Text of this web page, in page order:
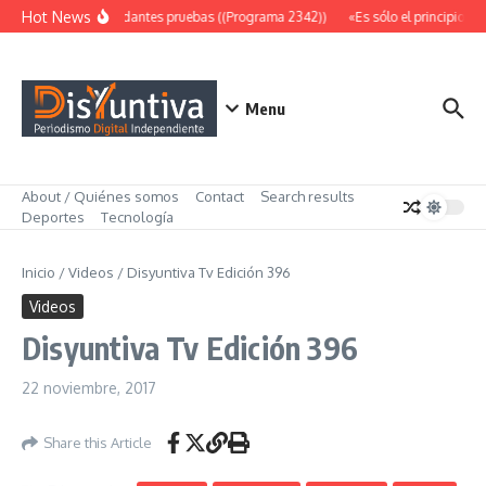
Saltar al contenido
Hot NewsAbundantes pruebas ((Programa 2342)) «Es sólo el principio»
Menu
About / Quiénes somos Contact
Search results
Deportes
Tecnología
Inicio /Videos / Disyuntiva Tv Edición 396
Videos
Disyuntiva Tv Edición 396
22 noviembre, 2017
Share this Article